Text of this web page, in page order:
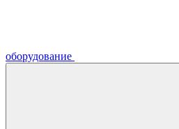
оборудование